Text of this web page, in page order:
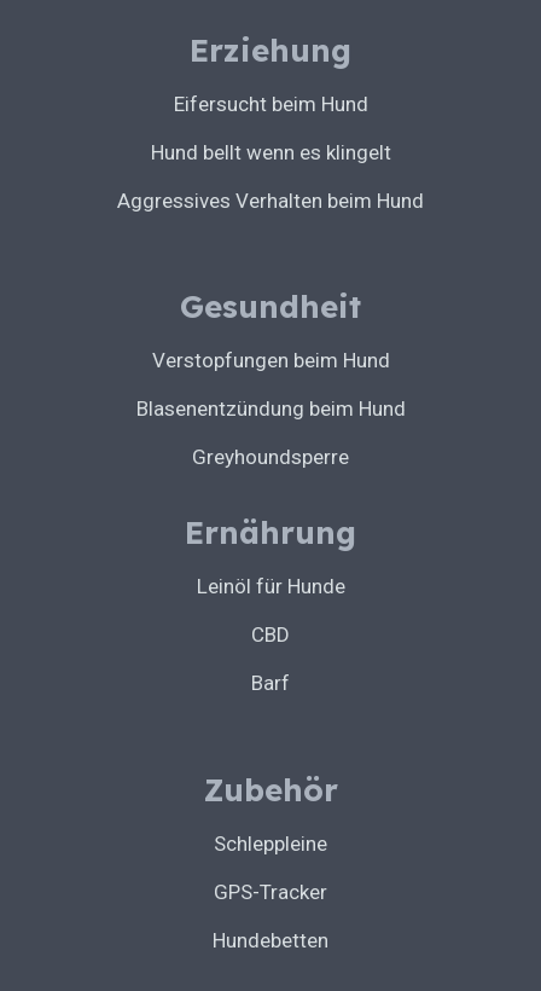
Erziehung
Eifersucht beim Hund
Hund bellt wenn es klingelt
Aggressives Verhalten beim Hund
Gesundheit
Verstopfungen beim Hund
Blasenentzündung beim Hund
Greyhoundsperre
Ernährung
Leinöl für Hunde
CBD
Barf
Zubehör
Schleppleine
GPS-Tracker
Hundebetten